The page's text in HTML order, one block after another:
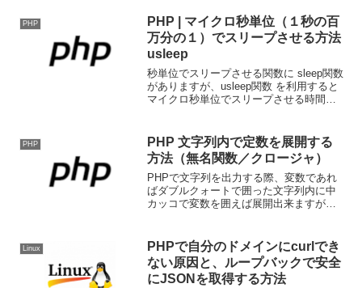
kintone APIの設定kint...
PHP
PHP | マイクロ秒単位（１秒の百
万分の１）でスリープさせる方法
usleep
秒単位でスリープさせる関数に sleep関数
がありますが、usleep関数 を利用すると
マイクロ秒単位でスリープさせる時間を
秒）間スリープさせる場合は、u...
PHP
PHP 文字列内で定数を展開する
方法（無名関数／クロージャ）
PHPで文字列を出力する際、変数であれ
ばダブルクォートで囲った文字列内に中
カッコで変数を囲えば展開出来ますが、
す無名関数(クロージャ)を用意する以下の
ようにパラメータの...
Linux
PHPで自分のドメインにcurlでき
ない原因と、ループバックで安全
にJSONを取得する方法